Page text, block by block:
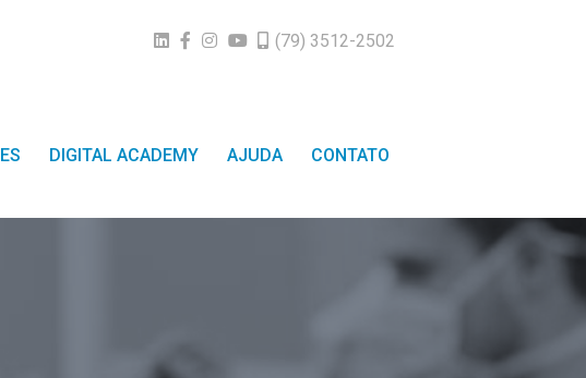
(79) 3512-2502
DIGITAL ACADEMY AJUDA CONTATO